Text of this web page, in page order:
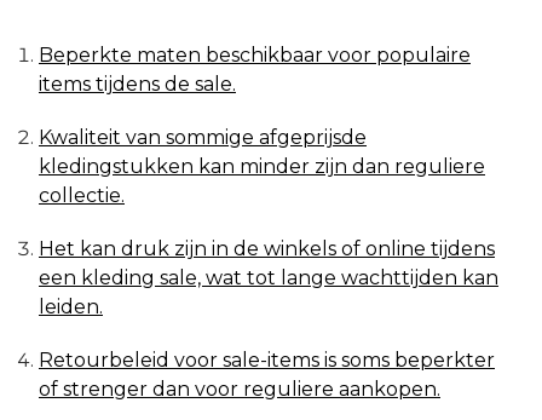
Beperkte maten beschikbaar voor populaire
items tijdens de sale.
Kwaliteit van sommige afgeprijsde
kledingstukken kan minder zijn dan reguliere
collectie.
Het kan druk zijn in de winkels of online tijdens
een kleding sale, wat tot lange wachttijden kan
leiden.
Retourbeleid voor sale-items is soms beperkter
of strenger dan voor reguliere aankopen.